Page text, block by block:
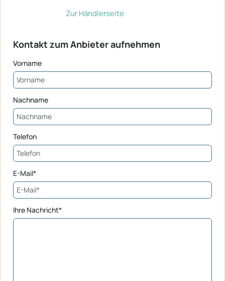
Zur Händlerseite
Kontakt zum Anbieter aufnehmen
Vorname
Nachname
Telefon
E-Mail*
Ihre Nachricht*